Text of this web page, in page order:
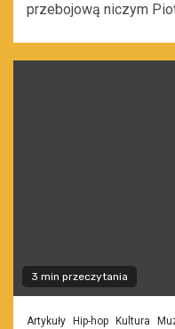
przebojową niczym
3 min przeczytania
Artykuły Hip-hop Kultura